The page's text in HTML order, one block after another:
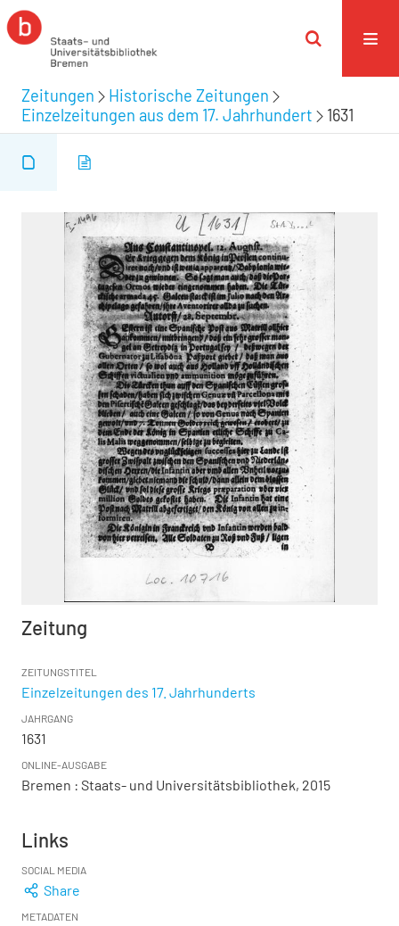
Zeitungen
Historische Zeitungen
Einzelzeitungen aus dem 17. Jahrhundert
1631
Zeitung
ZEITUNGSTITEL
Einzelzeitungen des 17. Jahrhunderts
JAHRGANG
1631
ONLINE-AUSGABE
Bremen : Staats- und Universitätsbibliothek, 2015
Links
SOCIAL MEDIA
Share
METADATEN